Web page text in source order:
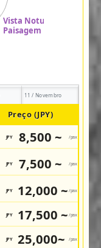
11 / Novembro
Preço (JPY)
JPY 8,500 ~ /pax
JPY 7,500 ~ /pax
JPY 12,000 ~ /pax
JPY 17,500 ~ /pax
JPY 25,000~ /pax